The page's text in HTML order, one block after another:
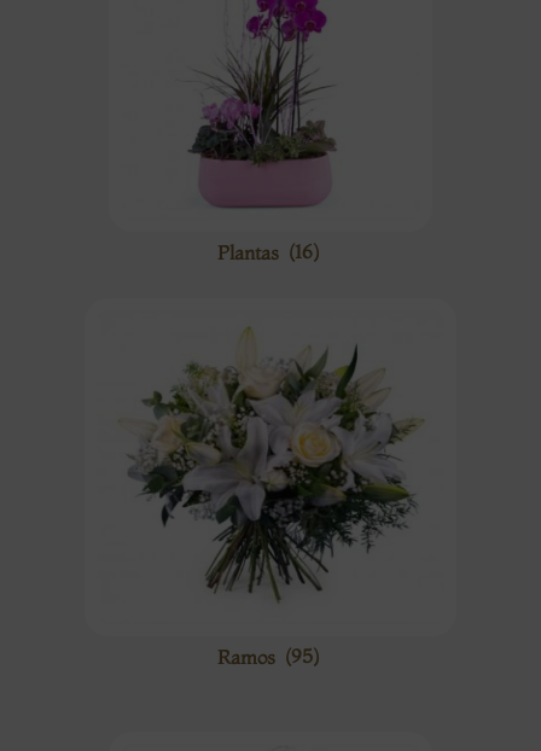
Plantas (16)
Ramos (95)